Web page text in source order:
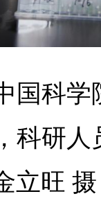
国科
科研
立旺 摄